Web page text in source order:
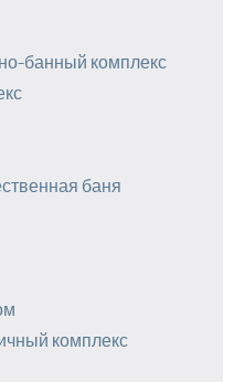
банный комплекс
баня
комплекс